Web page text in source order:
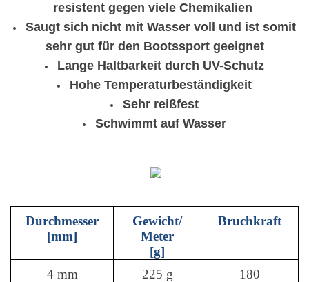
resistent gegen viele Chemikalien
Saugt sich nicht mit Wasser voll und ist somit
sehr gut für den Bootssport geeignet
Lange Haltbarkeit durch UV-Schutz
Hohe Temperaturbeständigkeit
Sehr reißfest
Schwimmt auf Wasser
Durchmesser
[mm]
Gewicht/
Meter
[g]
Bruchkraft
4 mm 225 g
180